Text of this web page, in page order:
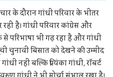
के दौरान गांधी परिवार के भीतर
है। गांधी परिवार कांग्रेस और
परिभाषा भी गढ़ रहा है और गांधी
चुनावी बिसात को देखने की उम्मीद
नहीं बल्कि प्रियंका गांधी, रॉबर्ट